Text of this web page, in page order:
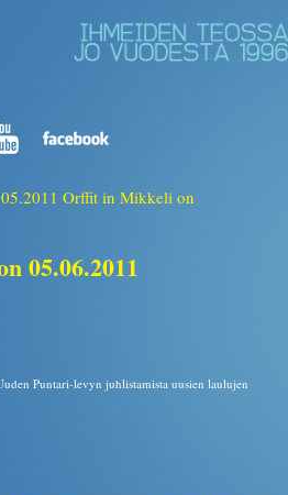
Orffit in Mikkeli on
05.06.2011
Puntari-levyn juhlistamista uusien laulujen